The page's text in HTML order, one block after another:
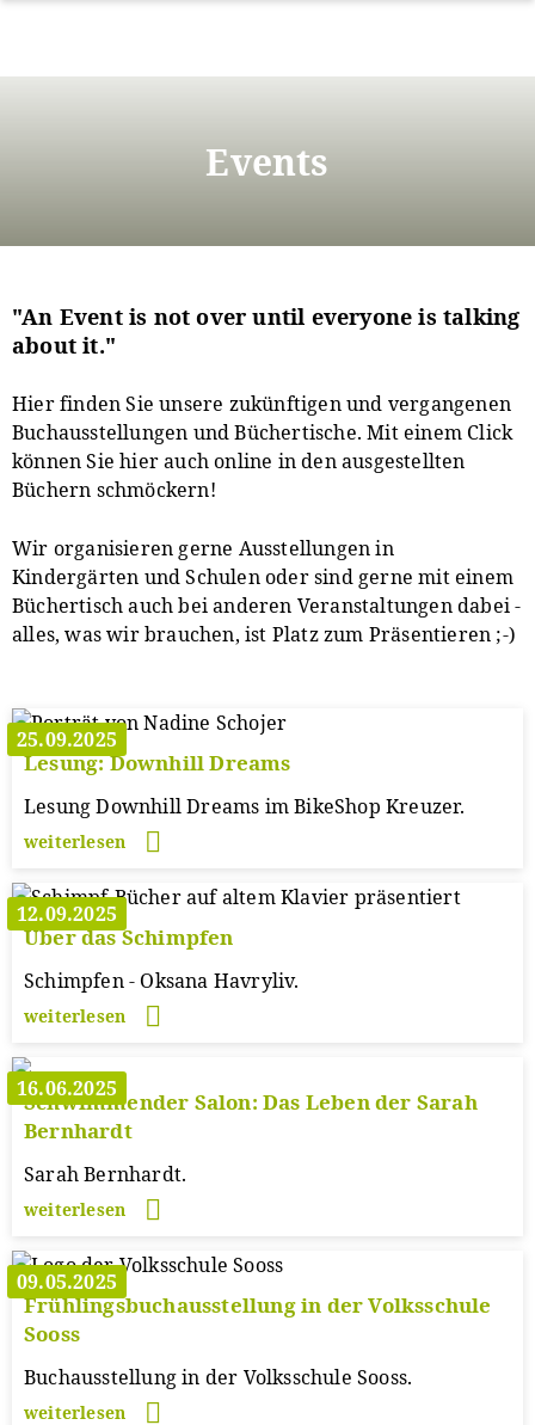
Events
"An Event is not over until everyone is talking
about it."
Hier finden Sie unsere zukünftigen und vergangenen
Buchausstellungen und Büchertische. Mit einem Click
können Sie hier auch online in den ausgestellten
Büchern schmöckern!
Wir organisieren gerne Ausstellungen in
Kindergärten und Schulen oder sind gerne mit einem
Büchertisch auch bei anderen Veranstaltungen dabei -
alles, was wir brauchen, ist Platz zum Präsentieren ;-)
25.09.2025
Lesung: Downhill Dreams
Lesung Downhill Dreams im BikeShop Kreuzer.
weiterlesen
12.09.2025
Über das Schimpfen
Schimpfen - Oksana Havryliv.
weiterlesen
16.06.2025
Schwimmender Salon: Das Leben der Sarah
Bernhardt
Sarah Bernhardt.
weiterlesen
09.05.2025
Frühlingsbuchausstellung in der Volksschule
Sooss
Buchausstellung in der Volksschule Sooss.
weiterlesen